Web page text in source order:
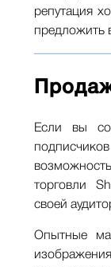
репутация
предложить
Если вы
торговли
своей
Опытные